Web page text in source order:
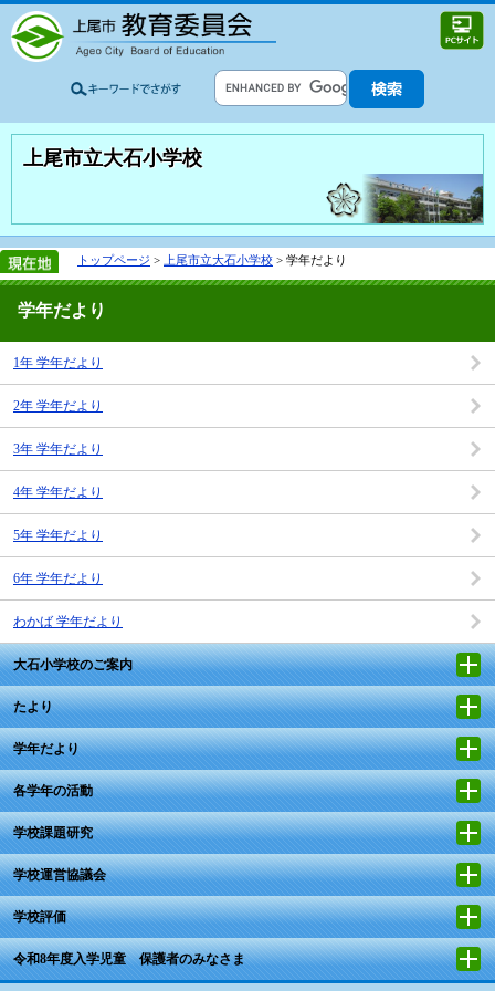
上尾市立大石小学校
トップページ > 上尾市立大石小学校 > 学年だより
学年だより
1年 学年だより
2年 学年だより
3年 学年だより
4年 学年だより
5年 学年だより
6年 学年だより
わかば 学年だより
大石小学校のご案内
たより
学年だより
各学年の活動
学校課題研究
学校運営協議会
学校評価
令和8年度入学児童 保護者のみなさま